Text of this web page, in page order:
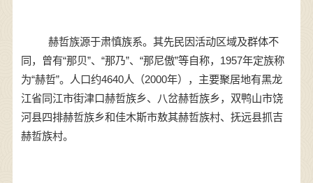
赫哲族源于肃慎族系。其先民因活动区域及群体不
同，曾有“那贝”、“那乃”、“那尼傲”等自称，1957年定族称
为“赫哲”。人口约4640人（2000年），主要聚居地有黑龙
江省同江市街津口赫哲族乡、八岔赫哲族乡，双鸭山市饶
河县四排赫哲族乡和佳木斯市敖其赫哲族村、抚远县抓吉
赫哲族村。